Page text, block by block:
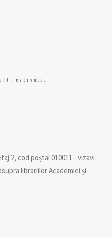
rezervate.
2, cod poștal 010011 - vizavi
librariilor Academiei și